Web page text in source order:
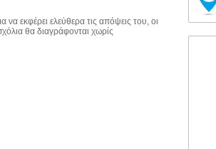
εκφέρει ελεύθερα τις απόψεις του, οι
θα διαγράφονται χωρίς